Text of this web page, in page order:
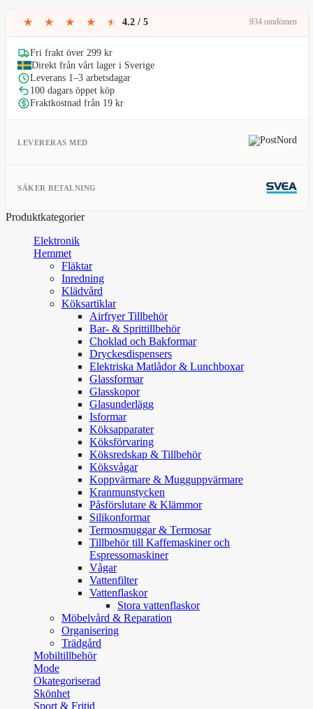
319kr.
★ ★ ★ ★ ★ 4.2 / 5 934 omdömen
Fri frakt över 299 kr
Direkt från vårt lager i Sverige
Leverans 1–3 arbetsdagar
100 dagars öppet köp
Fraktkostnad från 19 kr
LEVERERAS MED
SÄKER BETALNING
Produktkategorier
Elektronik
Hemmet
Fläktar
Inredning
Klädvård
Köksartiklar
Airfryer Tillbehör
Bar- & Sprittillbehör
Choklad och Bakformar
Dryckesdispensers
Elektriska Matlådor & Lunchboxar
Glassformar
Glasskopor
Glasunderlägg
Isformar
Köksapparater
Köksförvaring
Köksredskap & Tillbehör
Köksvågar
Koppvärmare & Mugguppvärmare
Kranmunstycken
Påsförslutare & Klämmor
Silikonformar
Termosmuggar & Termosar
Tillbehör till Kaffemaskiner och
Espressomaskiner
Vågar
Vattenfilter
Vattenflaskor
Stora vattenflaskor
Möbelvård & Reparation
Organisering
Trädgård
Mobiltillbehör
Mode
Okategoriserad
Skönhet
Sport & Fritid